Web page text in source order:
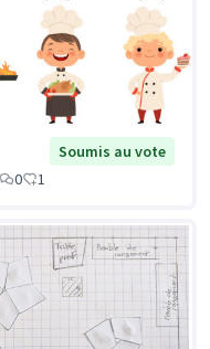
Soumis au vote
0 1